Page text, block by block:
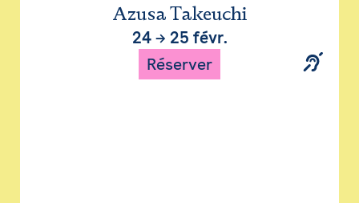
Azusa Takeuchi
24→ 25 févr.
Réserver